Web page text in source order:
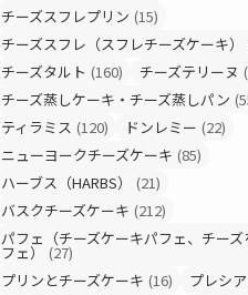
チーズスフレプリン (15)
チーズスフレ（スフレチーズケーキ）
チーズタルト (160) チーズテリーヌ
チーズ蒸しケーキ・チーズ蒸しパン
ティラミス (120) ドンレミー (22)
ニューヨークチーズケーキ (85)
ハーブス（HARBS）
(21)
バスクチーズケーキ (212)
パフェ（チーズケーキパフェ、チー
フェ） (27)
プリンとチーズケーキ (16) プレシア